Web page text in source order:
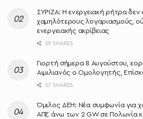
ΣΥΡΙΖΑ: Η ενεργειακή ρήτρα δεν
χαμηλότερους λογαριασμούς,
ενεργειακής ακρίβειας
59 SHARES
Γιορτή σήμερα 8 Αυγούστου,
Αιμιλιανός ο Ομολογητής,
57 SHARES
Όμιλος ΔΕΗ: Νέα συμφωνία για
ΑΠΕ άνω των 2 GW σε Πολωνία